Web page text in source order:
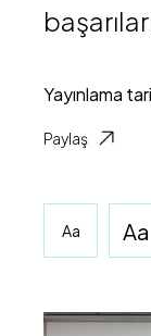
Yayınlama
Paylaş
Aa Aa